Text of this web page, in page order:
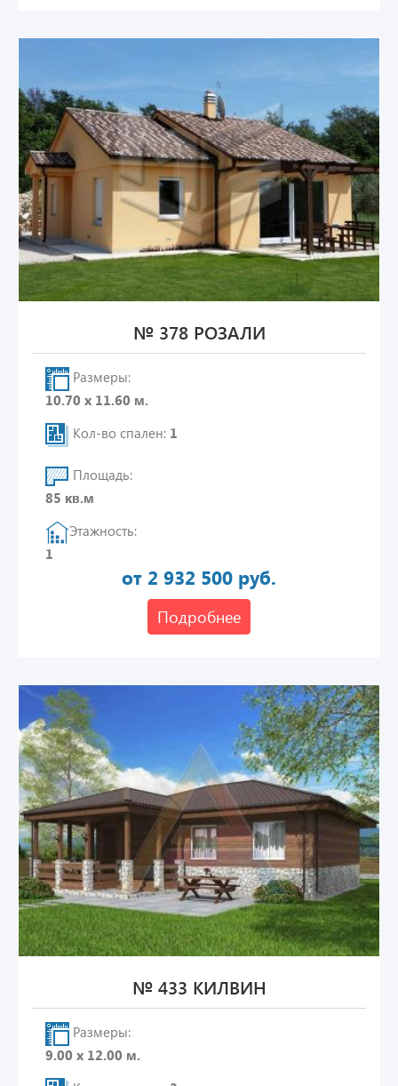
№ 378 РОЗАЛИ
Размеры:
10.70 х 11.60 м.
Кол-во спален: 1
Площадь:
85 кв.м
Этажность:
1
от 2 932 500 руб.
Подробнее
№ 433 КИЛВИН
Размеры:
9.00 х 12.00 м.